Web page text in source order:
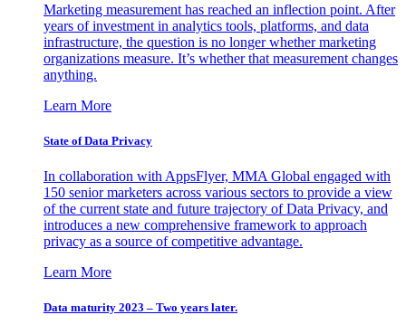
Marketing measurement has reached an inflection point. After
years of investment in analytics tools, platforms, and data
infrastructure, the question is no longer whether marketing
organizations measure. It’s whether that measurement changes
anything.
Learn More
State of Data Privacy
In collaboration with AppsFlyer, MMA Global engaged with
150 senior marketers across various sectors to provide a view
of the current state and future trajectory of Data Privacy, and
introduces a new comprehensive framework to approach
privacy as a source of competitive advantage.
Learn More
Data maturity 2023 – Two years later.